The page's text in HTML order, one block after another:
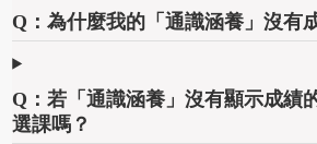
Q：為什麼我的「通識涵養」沒有
Q：若「通識涵養」沒有顯示成績
選課嗎？